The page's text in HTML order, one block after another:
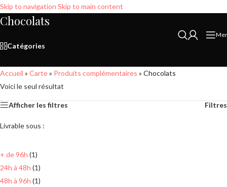
Skip to navigation Skip to main content
Chocolats
Catégories
Accueil » Carte» Produits complémentaires » Chocolats
Voici le seul résultat
Afficher les filtres Filtres
Livrable sous :
+ de 96h (1)
24h à 48h (1)
48h à 96h (1)